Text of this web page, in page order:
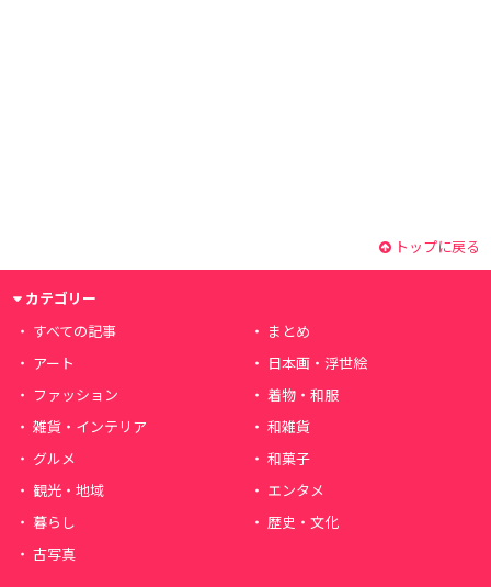
トップに戻る
カテゴリー
すべての記事
まとめ
アート
日本画・浮世絵
ファッション
着物・和服
雑貨・インテリア
和雑貨
グルメ
和菓子
観光・地域
エンタメ
暮らし
歴史・文化
古写真